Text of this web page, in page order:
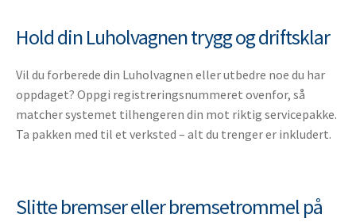
Hold din Luholvagnen trygg og driftsklar
Vil du forberede din Luholvagnen eller utbedre noe du har
oppdaget? Oppgi registreringsnummeret ovenfor, så
matcher systemet tilhengeren din mot riktig servicepakke.
Ta pakken med til et verksted – alt du trenger er inkludert.
Slitte bremser eller bremsetrommel på